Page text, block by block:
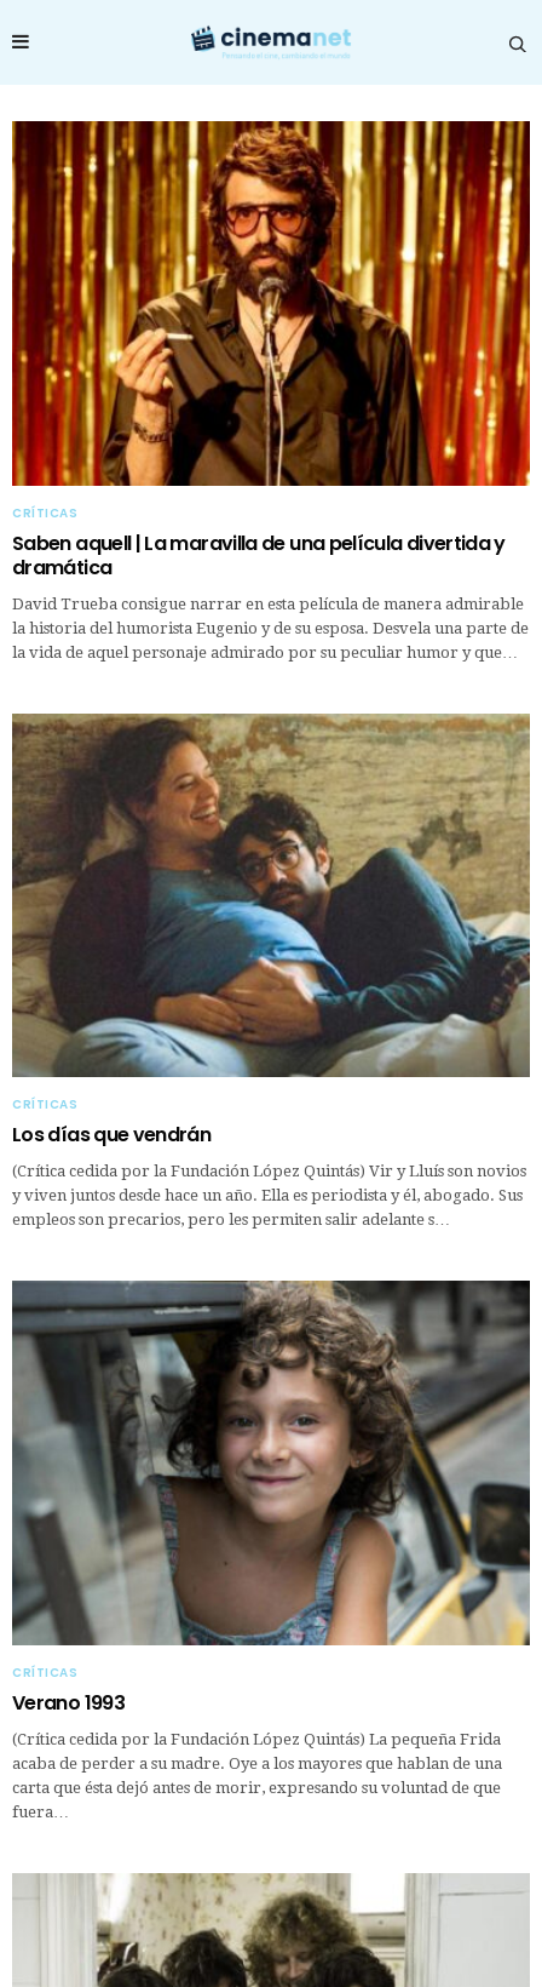
CRÍTICAS
Saben aquell | La maravilla de una película divertida y
dramática
David Trueba consigue narrar en esta película de manera admirable
la historia del humorista Eugenio y de su esposa. Desvela una parte de
la vida de aquel personaje admirado por su peculiar humor y que…
CRÍTICAS
Los días que vendrán
(Crítica cedida por la Fundación López Quintás) Vir y Lluís son novios
y viven juntos desde hace un año. Ella es periodista y él, abogado. Sus
empleos son precarios, pero les permiten salir adelante s…
CRÍTICAS
Verano 1993
(Crítica cedida por la Fundación López Quintás) La pequeña Frida
acaba de perder a su madre. Oye a los mayores que hablan de una
carta que ésta dejó antes de morir, expresando su voluntad de que
fuera…